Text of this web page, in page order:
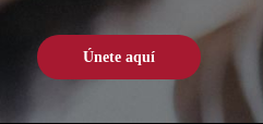
Únete aquí